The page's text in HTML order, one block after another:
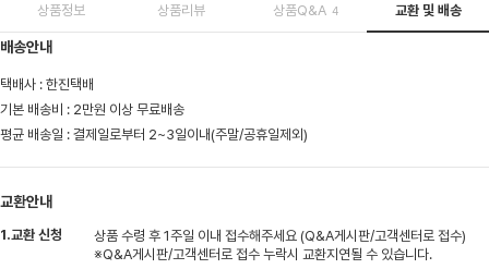
상품정보 상품리뷰 상품Q&A 4 교환 및 배송
배송안내
택배사 : 한진택배
기본 배송비 : 2만원 이상 무료배송
평균 배송일 : 결제일로부터 2~3일이내(주말/공휴일제외)
교환안내
1.교환 신청
상품 수령 후 1주일 이내 접수해주세요 (Q&A게시판/고객센터로 접수)
※Q&A게시판/고객센터로 접수 누락시 교환지연될 수 있습니다.